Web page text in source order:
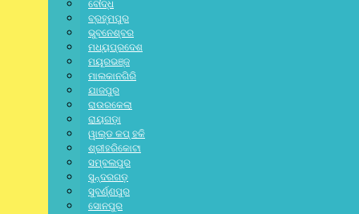
ବୌଦ୍ଧ
ବ୍ରହ୍ମପୁର
ଭୁବନେଶ୍ବର
ମଧ୍ୟପ୍ରଦେଶ
ମୟୂରଭଞ୍ଜ
ମାଲକାନଗିରି
ଯାଜପୁର
ରାଉରକେଲା
ରାୟଗଡ଼ା
ୱାଲ୍ଡ କପ୍ ହକି
ଶ୍ରୀହରିକୋଟା
ସମ୍ବଲପୁର
ସୁନ୍ଦରଗଡ଼
ସୁବର୍ଣ୍ଣପୁର
ସୋନପୁର
LATEST NEWS